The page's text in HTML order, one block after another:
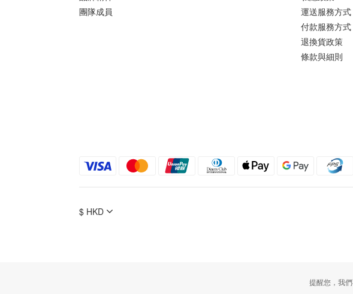
團隊成員
運送服務方式
付款服務方式
退換貨政策
條款與細則
$ HKD
提醒您，我